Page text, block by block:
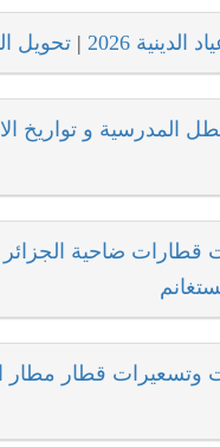
الدينية 2026 | تحويل
المدرسية و تواريخ
قطارات ضاحية الجزائر
وتسعيرات قطار مطار